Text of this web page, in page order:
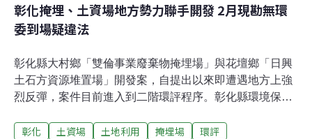
彰化掩埋、土資場地方勢力聯手開發 2月現勘無環
委到場疑違法
彰化縣大村鄉「雙倫事業廢棄物掩埋場」與花壇鄉「日興
土石方資源堆置場」開發案，自提出以來即遭遇地方上強
烈反彈，案件目前進入到二階環評程序。彰化縣環境保護
民代表與自救會代表，今（25）日於台北召開記者會，指
彰化 土資場 土地利用 掩埋場 環評